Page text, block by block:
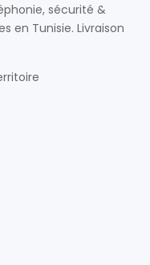
sécurité &
en Tunisie. Livraison